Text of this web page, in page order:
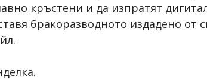
кръстени и да изпратят
бракоразводното издадено от